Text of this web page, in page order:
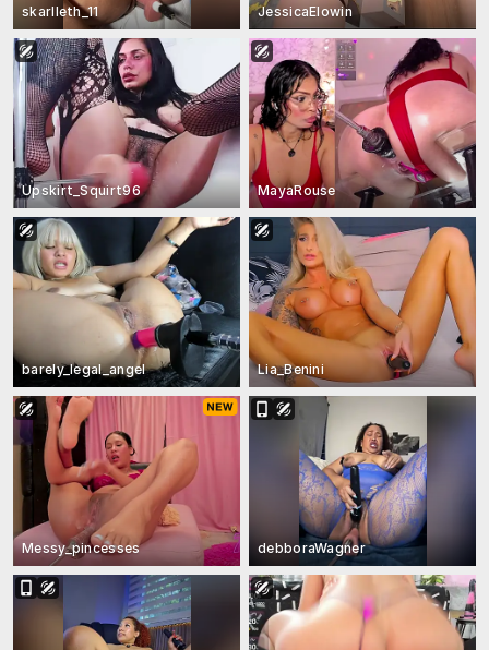
skarlleth_11 JessicaElowin
Upskirt_Squirt96 MayaRouse
barely_legal_angel Lia_Benini
Messy_pincesses debboraWagner